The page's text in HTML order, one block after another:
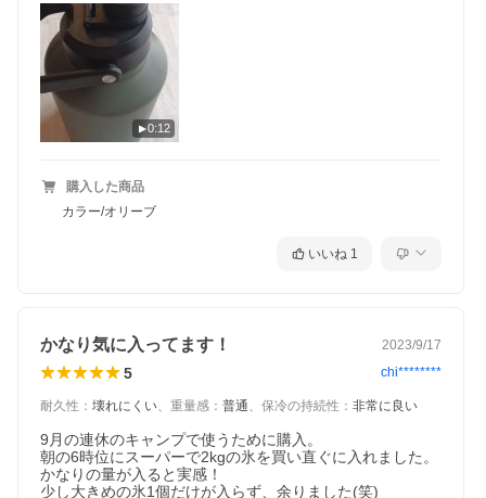
0:12
購入した商品
カラー/オリーブ
いいね 1
かなり気に入ってます！ 2023/9/17
5 chi********
耐久性 ： 壊れにくい、 重量感 ： 普通、 保冷の持続性 ： 非常に良い
9月の連休のキャンプで使うために購入。
朝の6時位にスーパーで2kgの氷を買い直ぐに入れました。
かなりの量が入ると実感！
少し大きめの氷1個だけが入らず、余りました(笑)